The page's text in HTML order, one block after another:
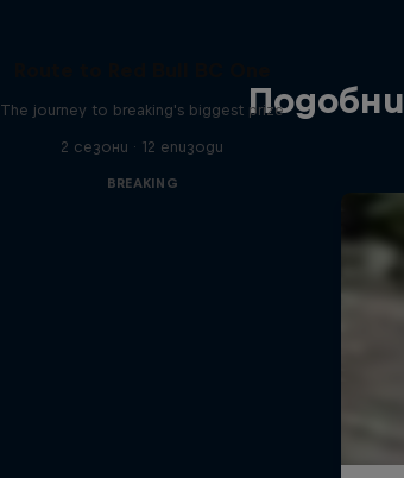
Подобни
The journey to breaking's biggest prize
2 сезони · 12 епизоди
BREAKING